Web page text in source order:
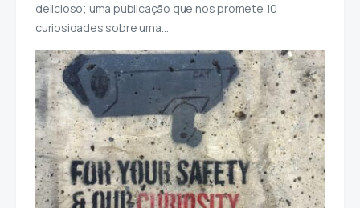
delicioso; uma publicação que nos promete 10
curiosidades sobre uma…